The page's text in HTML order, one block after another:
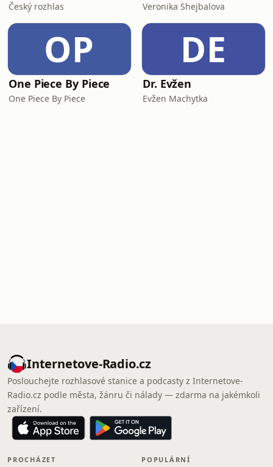
Český rozhlas Veronika Shejbalova
OP
One Piece By Piece
One Piece By Piece
DE
Dr. Evžen
Evžen Machytka
Internetove-Radio.cz
Poslouchejte rozhlasové stanice a podcasty z Internetove-
Radio.cz podle města, žánru či nálady — zdarma na jakémkoli
zařízení.
PROCHÁZET POPULÁRNÍ